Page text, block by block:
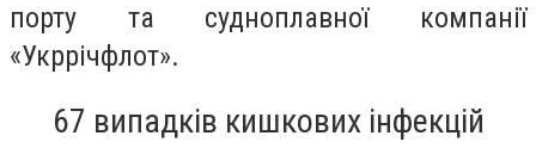
порту та судноплавної компанії
«Укррічфлот».
67 випадків кишкових інфекцій